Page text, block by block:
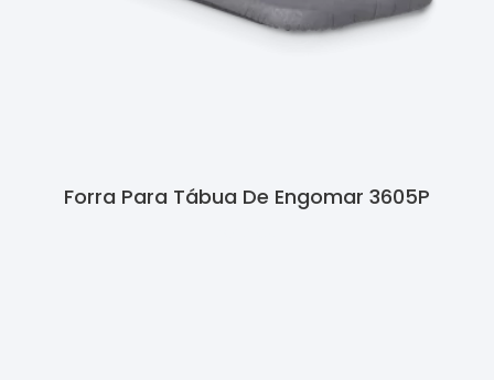
Forra Para Tábua De Engomar 3605P